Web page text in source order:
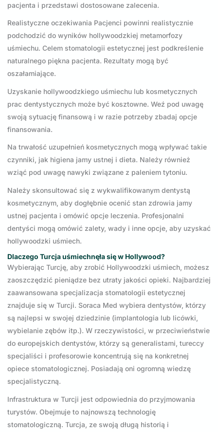
pacjenta i przedstawi dostosowane zalecenia.
Realistyczne oczekiwania Pacjenci powinni realistycznie
podchodzić do wyników hollywoodzkiej metamorfozy
uśmiechu. Celem stomatologii estetycznej jest podkreślenie
naturalnego piękna pacjenta. Rezultaty mogą być
oszałamiające.
Uzyskanie hollywoodzkiego uśmiechu lub kosmetycznych
prac dentystycznych może być kosztowne. Weź pod uwagę
swoją sytuację finansową i w razie potrzeby zbadaj opcje
finansowania.
Na trwałość uzupełnień kosmetycznych mogą wpływać takie
czynniki, jak higiena jamy ustnej i dieta. Należy również
wziąć pod uwagę nawyki związane z paleniem tytoniu.
Należy skonsultować się z wykwalifikowanym dentystą
kosmetycznym, aby dogłębnie ocenić stan zdrowia jamy
ustnej pacjenta i omówić opcje leczenia. Profesjonalni
dentyści mogą omówić zalety, wady i inne opcje, aby uzyskać
hollywoodzki uśmiech.
Dlaczego Turcja uśmiechnęła się w Hollywood?
Wybierając Turcję, aby zrobić Hollywoodzki uśmiech, możesz
zaoszczędzić pieniądze bez utraty jakości opieki. Najbardziej
zaawansowana specjalizacja stomatologii estetycznej
znajduje się w Turcji. Soraca Med wybiera dentystów, którzy
są najlepsi w swojej dziedzinie (implantologia lub licówki,
wybielanie zębów itp.). W rzeczywistości, w przeciwieństwie
do europejskich dentystów, którzy są generalistami, tureccy
specjaliści i profesorowie koncentrują się na konkretnej
opiece stomatologicznej. Posiadają oni ogromną wiedzę
specjalistyczną.
Infrastruktura w Turcji jest odpowiednia do przyjmowania
turystów. Obejmuje to najnowszą technologię
stomatologiczną. Turcja, ze swoją długą historią i